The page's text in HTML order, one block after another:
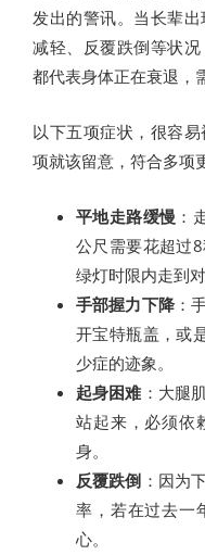
发出的警讯。当长辈
减轻、反覆跌倒等状
都代表身体正在衰退，
以下五项症状，很容
项就该留意，符合多项
平地走路缓慢 ：
公尺需要花超过
绿灯时限内走到对
手部握力下降：
开宝特瓶盖，或
少症的迹象。
起身困难 ：大腿
站起来，必须依
身。
反覆跌倒 ：因为
率，若在过去一
心。